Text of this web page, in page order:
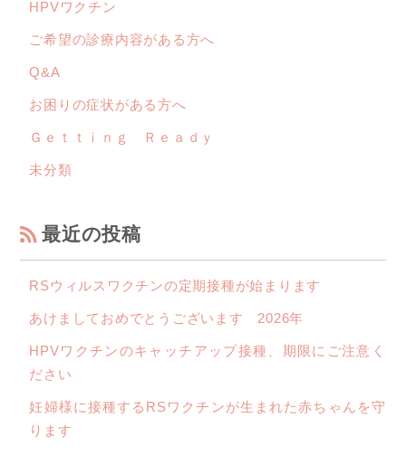
HPVワクチン
ご希望の診療内容がある方へ
Q&A
お困りの症状がある方へ
Ｇｅｔｔｉｎｇ Ｒｅａｄｙ
未分類
最近の投稿
RSウィルスワクチンの定期接種が始まります
あけましておめでとうございます 2026年
HPVワクチンのキャッチアップ接種、期限にご注意く
ださい
妊婦様に接種するRSワクチンが生まれた赤ちゃんを守
ります